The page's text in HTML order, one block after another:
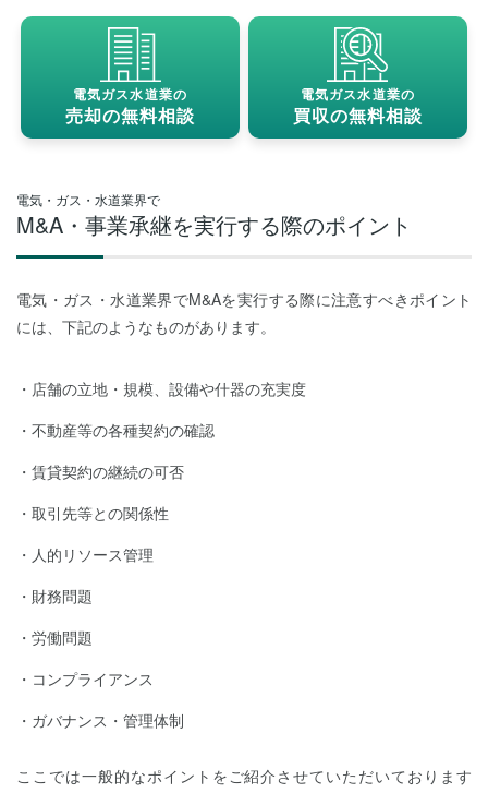
電気ガス水道業の
売却の無料相談
電気ガス水道業の
買収の無料相談
電気・ガス・水道業界で
M&A・事業承継を実行する際のポイント
電気・ガス・水道業界でM&Aを実行する際に注意すべきポイント
には、下記のようなものがあります。
店舗の立地・規模、設備や什器の充実度
不動産等の各種契約の確認
賃貸契約の継続の可否
取引先等との関係性
人的リソース管理
財務問題
労働問題
コンプライアンス
ガバナンス・管理体制
ここでは一般的なポイントをご紹介させていただいております